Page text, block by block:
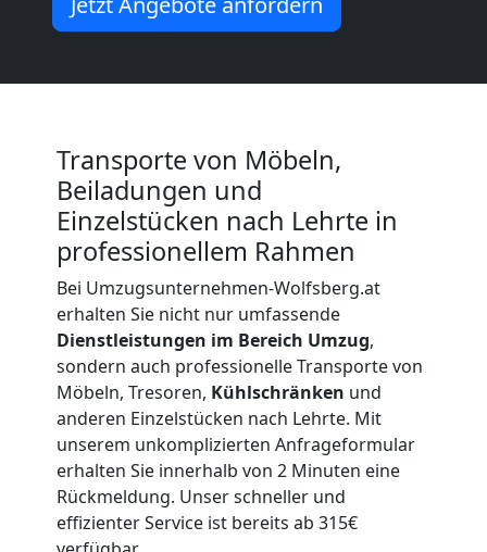
Transporte von Möbeln,
Beiladungen und
Einzelstücken nach Lehrte in
professionellem Rahmen
Bei Umzugsunternehmen-Wolfsberg.at
erhalten Sie nicht nur umfassende
Dienstleistungen im Bereich Umzug,
sondern auch professionelle Transporte von
Möbeln, Tresoren, Kühlschränken und
anderen Einzelstücken nach Lehrte. Mit
unserem unkomplizierten Anfrageformular
erhalten Sie innerhalb von 2 Minuten eine
Rückmeldung. Unser schneller und
effizienter Service ist bereits ab 315€
Küchenumzug
Wolfsberg
Umzug
und
Lagerung
Wolfsberg
Full-
Service-